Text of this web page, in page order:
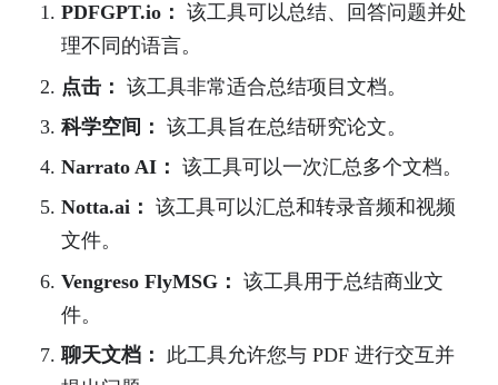
PDFGPT.io： 该工具可以总结、回答问题并处
理不同的语言。
点击： 该工具非常适合总结项目文档。
科学空间： 该工具旨在总结研究论文。
Narrato AI： 该工具可以一次汇总多个文档。
Notta.ai： 该工具可以汇总和转录音频和视频
文件。
Vengreso FlyMSG： 该工具用于总结商业文
件。
聊天文档：
此工具允许您与 PDF 进行交互并